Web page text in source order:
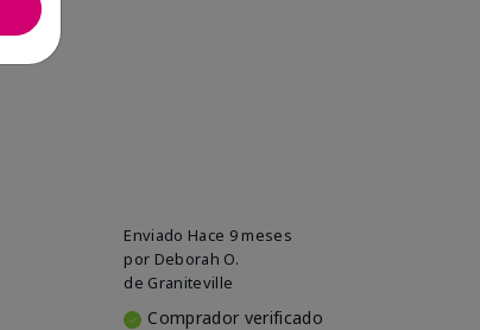
Enviado Hace 9 meses
por Deborah O.
de Graniteville
Comprador verificado